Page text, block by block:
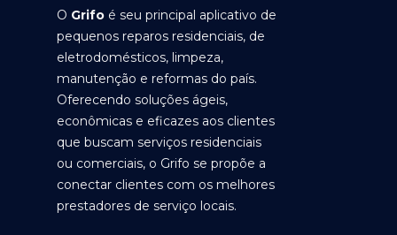
O Grifo é seu principal aplicativo de
pequenos reparos residenciais, de
eletrodomésticos, limpeza,
manutenção e reformas do país.
Oferecendo soluções ágeis,
econômicas e eficazes aos clientes
que buscam serviços residenciais
ou comerciais, o Grifo se propõe a
conectar clientes com os melhores
prestadores de serviço locais.